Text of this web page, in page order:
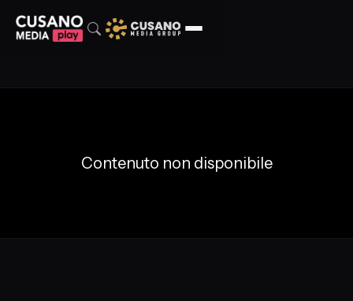
Contenuto non disponibile